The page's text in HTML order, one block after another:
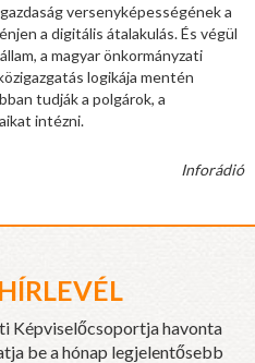
versenyképességének a
a digitális átalakulás. És végül
a magyar önkormányzati
logikája mentén
tudják a polgárok, a
intézni.
Inforádió
Képviselőcsoportja havonta
be a hónap legjelentősebb